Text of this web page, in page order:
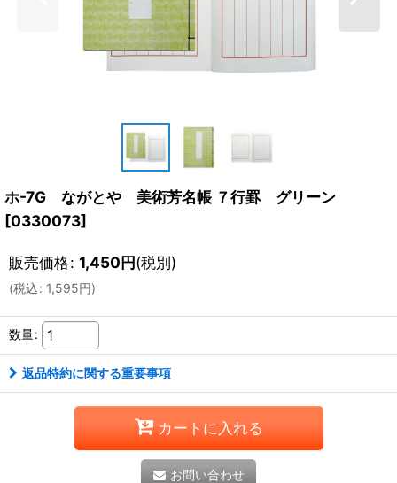
ホ-7G ながとや 美術芳名帳 ７行罫 グリーン
[0330073]
販売価格: 1,450円(税別)
(税込: 1,595円)
数量:
返品特約に関する重要事項
カートに入れる
お問い合わせ